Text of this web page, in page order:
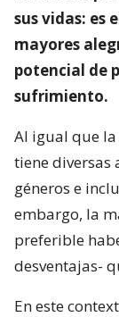
sus vidas: es
mayores
potencial de
sufrimiento.
Al igual que
tiene diversas
géneros e
embargo, la
preferible
desventajas-
En este